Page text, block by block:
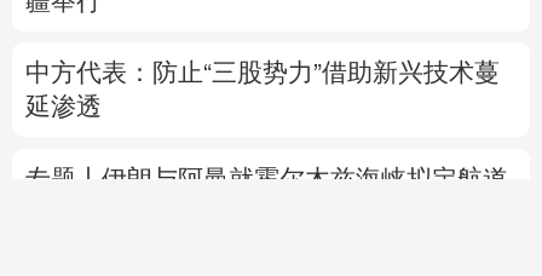
中方代表：防止“三股势力”借助新兴技术蔓
延渗透
专题丨 伊朗与阿曼就霍尔木兹海峡拟定航道